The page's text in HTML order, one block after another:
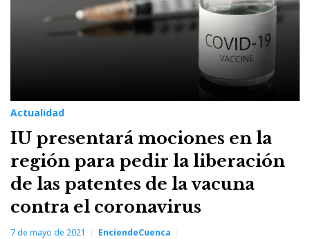
Actualidad
IU presentará mociones en la
región para pedir la liberación
de las patentes de la vacuna
contra el coronavirus
7 de mayo de 2021 EnciendeCuenca